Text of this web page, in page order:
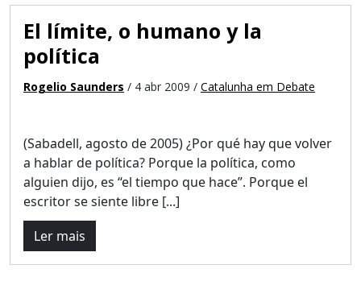
El límite, o humano y la
política
Rogelio Saunders / 4 abr 2009 / Catalunha em Debate
(Sabadell, agosto de 2005) ¿Por qué hay que volver
a hablar de política? Porque la política, como
alguien dijo, es “el tiempo que hace”. Porque el
escritor se siente libre [...]
Ler mais